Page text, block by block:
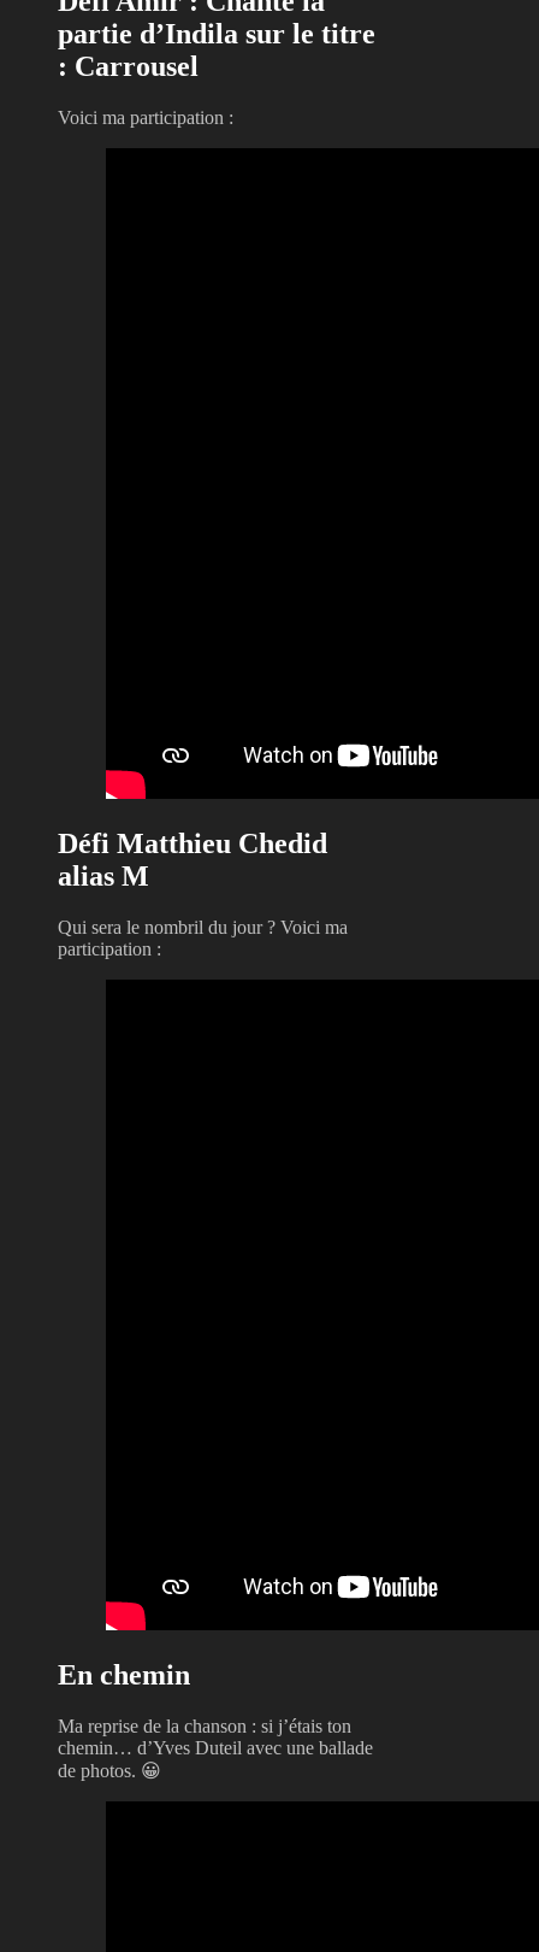
partie d’Indila sur le titre
: Carrousel
Voici ma participation :
Défi Matthieu Chedid
alias M
Qui sera le nombril du jour ? Voici ma
participation :
En chemin
Ma reprise de la chanson : si j’étais ton
chemin… d’Yves Duteil avec une ballade
de photos. 😀